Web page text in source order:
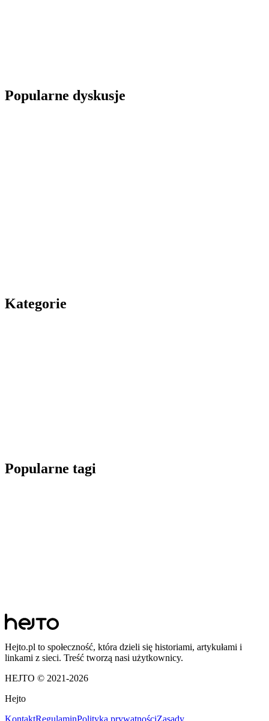
Popularne dyskusje
Kategorie
Popularne tagi
Hejto.pl to społeczność, która dzieli się historiami, artykułami i
linkami z sieci. Treść tworzą nasi użytkownicy.
HEJTO © 2021-2026
Hejto